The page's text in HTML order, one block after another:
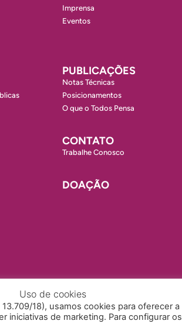
Imprensa
Eventos
PUBLICAÇÕES
Notas Técnicas
Posicionamentos
O que o Todos Pensa
CONTATO
Trabalhe Conosco
DOAÇÃO
Uso de cookies
18), usamos cookies para oferecer a
iniciativas de marketing. Para configurar os